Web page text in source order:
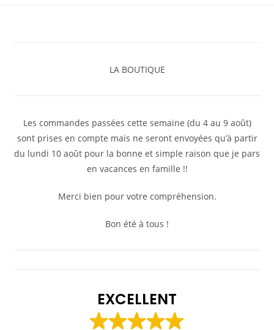
LA BOUTIQUE
Les commandes passées cette semaine (du 4 au 9 août)
sont prises en compte mais ne seront envoyées qu’à partir
du lundi 10 août pour la bonne et simple raison que je pars
en vacances en famille !!
Merci bien pour votre compréhension.
Bon été à tous !
EXCELLENT